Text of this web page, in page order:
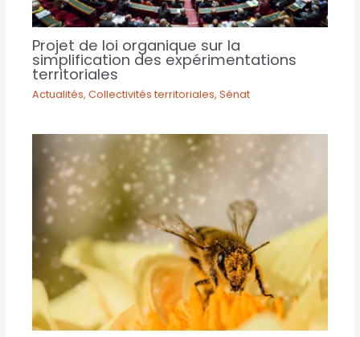
Projet de loi organique sur la
simplification des expérimentations
territoriales
Actualités,Collectivités territoriales,Sénat